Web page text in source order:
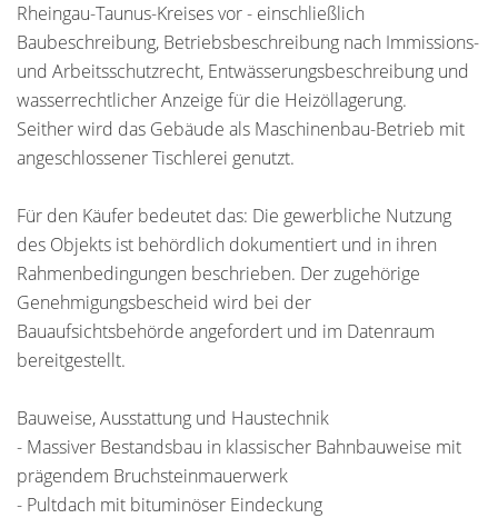
Rheingau-Taunus-Kreises vor - einschließlich
Baubeschreibung, Betriebsbeschreibung nach Immissions-
und Arbeitsschutzrecht, Entwässerungsbeschreibung und
wasserrechtlicher Anzeige für die Heizöllagerung.
Seither wird das Gebäude als Maschinenbau-Betrieb mit
angeschlossener Tischlerei genutzt.
Für den Käufer bedeutet das: Die gewerbliche Nutzung
des Objekts ist behördlich dokumentiert und in ihren
Rahmenbedingungen beschrieben. Der zugehörige
Genehmigungsbescheid wird bei der
Bauaufsichtsbehörde angefordert und im Datenraum
bereitgestellt.
Bauweise, Ausstattung und Haustechnik
- Massiver Bestandsbau in klassischer Bahnbauweise mit
prägendem Bruchsteinmauerwerk
- Pultdach mit bituminöser Eindeckung